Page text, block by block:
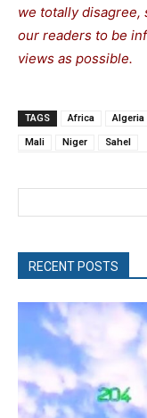
we totally
our readers to be
views as possible.
TAGS Africa Algeria
Mali Niger Sahel
RECENT POSTS